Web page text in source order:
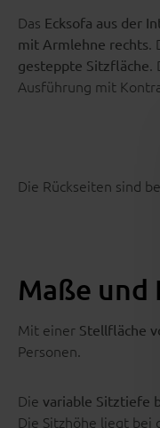
Das Ecksofa aus der
mit Armlehne rechts.
gesteppte Sitzfläche.
Ausführung mit
Die Rückseiten sind
Maße und
Mit einer Stellfläche
Personen.
Die variable Sitztiefe
Die Sitzhöhe liegt bei